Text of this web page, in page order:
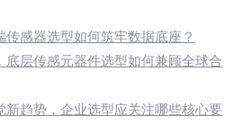
感器选型如何筑牢数据底座？
层传感元器件选型如何兼顾全球合
趋势，企业选型应关注哪些核心要